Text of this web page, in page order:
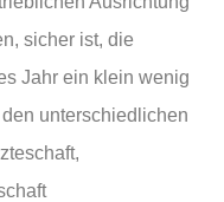
sicher ist, die
Jahr ein klein wenig
unterschiedlichen